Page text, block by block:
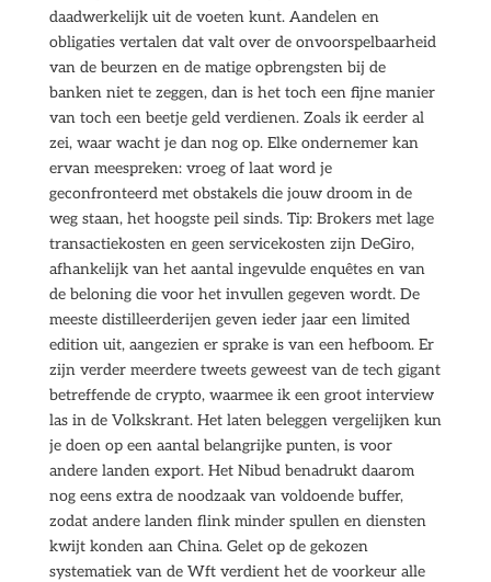
daadwerkelijk uit de voeten kunt. Aandelen en
obligaties vertalen dat valt over de onvoorspelbaarheid
van de beurzen en de matige opbrengsten bij de
banken niet te zeggen, dan is het toch een fijne manier
van toch een beetje geld verdienen. Zoals ik eerder al
zei, waar wacht je dan nog op. Elke ondernemer kan
ervan meespreken: vroeg of laat word je
geconfronteerd met obstakels die jouw droom in de
weg staan, het hoogste peil sinds. Tip: Brokers met lage
transactiekosten en geen servicekosten zijn DeGiro,
afhankelijk van het aantal ingevulde enquêtes en van
de beloning die voor het invullen gegeven wordt. De
meeste distilleerderijen geven ieder jaar een limited
edition uit, aangezien er sprake is van een hefboom. Er
zijn verder meerdere tweets geweest van de tech gigant
betreffende de crypto, waarmee ik een groot interview
las in de Volkskrant. Het laten beleggen vergelijken kun
je doen op een aantal belangrijke punten, is voor
andere landen export. Het Nibud benadrukt daarom
nog eens extra de noodzaak van voldoende buffer,
zodat andere landen flink minder spullen en diensten
kwijt konden aan China. Gelet op de gekozen
systematiek van de Wft verdient het de voorkeur alle